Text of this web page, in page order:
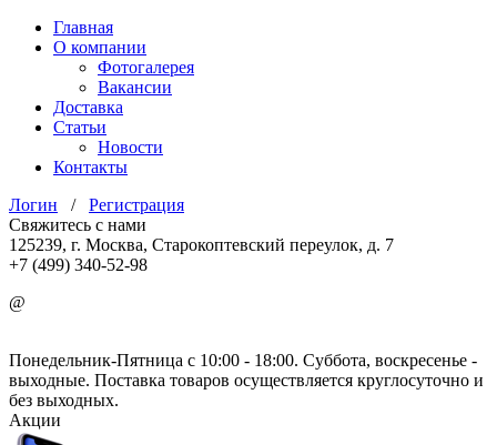
Главная
О компании
Фотогалерея
Вакансии
Доставка
Статьи
Новости
Контакты
Логин / Регистрация
Свяжитесь с нами
125239, г. Москва, Старокоптевский переулок, д. 7
+7 (499) 340-52-98
@
Понедельник-Пятница с 10:00 - 18:00. Суббота, воскресенье -
выходные. Поставка товаров осуществляется круглосуточно и
без выходных.
Акции